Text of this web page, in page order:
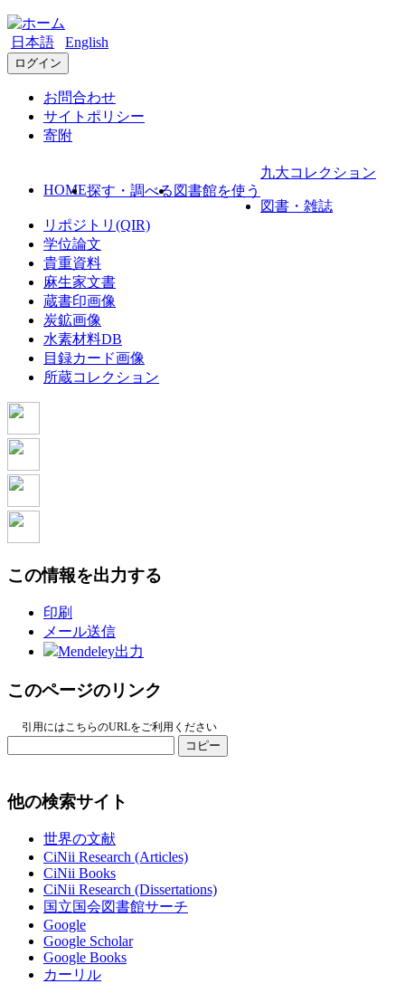
日本語 English
ログイン
お問合わせ
サイトポリシー
寄附
HOME探す・調べる 図書館を使う
九大コレクション
図書・雑誌
リポジトリ(QIR)
学位論文
貴重資料
麻生家文書
蔵書印画像
炭鉱画像
水素材料DB
目録カード画像
所蔵コレクション
この情報を出力する
印刷
メール送信
Mendeley出力
このページのリンク
引用にはこちらのURLをご利用ください
コピー
他の検索サイト
世界の文献
CiNii Research (Articles)
CiNii Books
CiNii Research (Dissertations)
国立国会図書館サーチ
Google
Google Scholar
Google Books
カーリル